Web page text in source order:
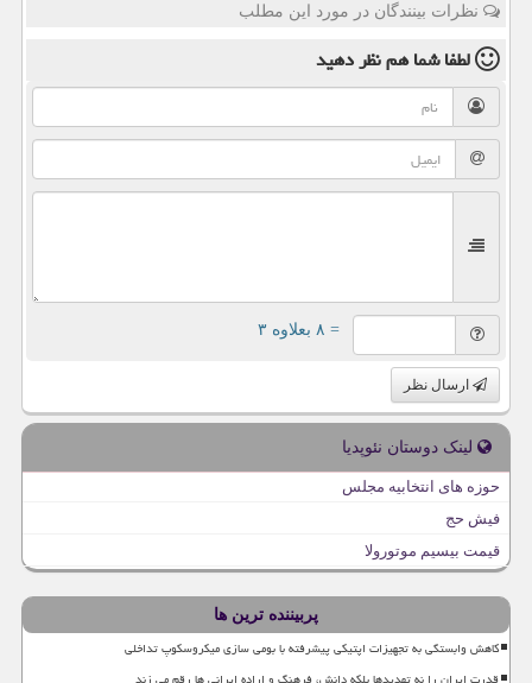
نظرات بینندگان در مورد این مطلب
لطفا شما همنظر دهید
= ۸ بعلاوه ۳
ارسال نظر
لینک دوستان نئوپدیا
حوزه های انتخابیه مجلس
فیش حج
قیمت بیسیم موتورولا
پربیننده ترین ها
کاهش وابستگی به تجهیزات اپتیکی پیشرفته با بومی سازی میکروسکوپ تداخلی